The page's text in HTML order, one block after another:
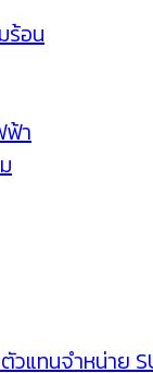
ร้อน
ฟ้า
ตัวแทนจำหน่าย